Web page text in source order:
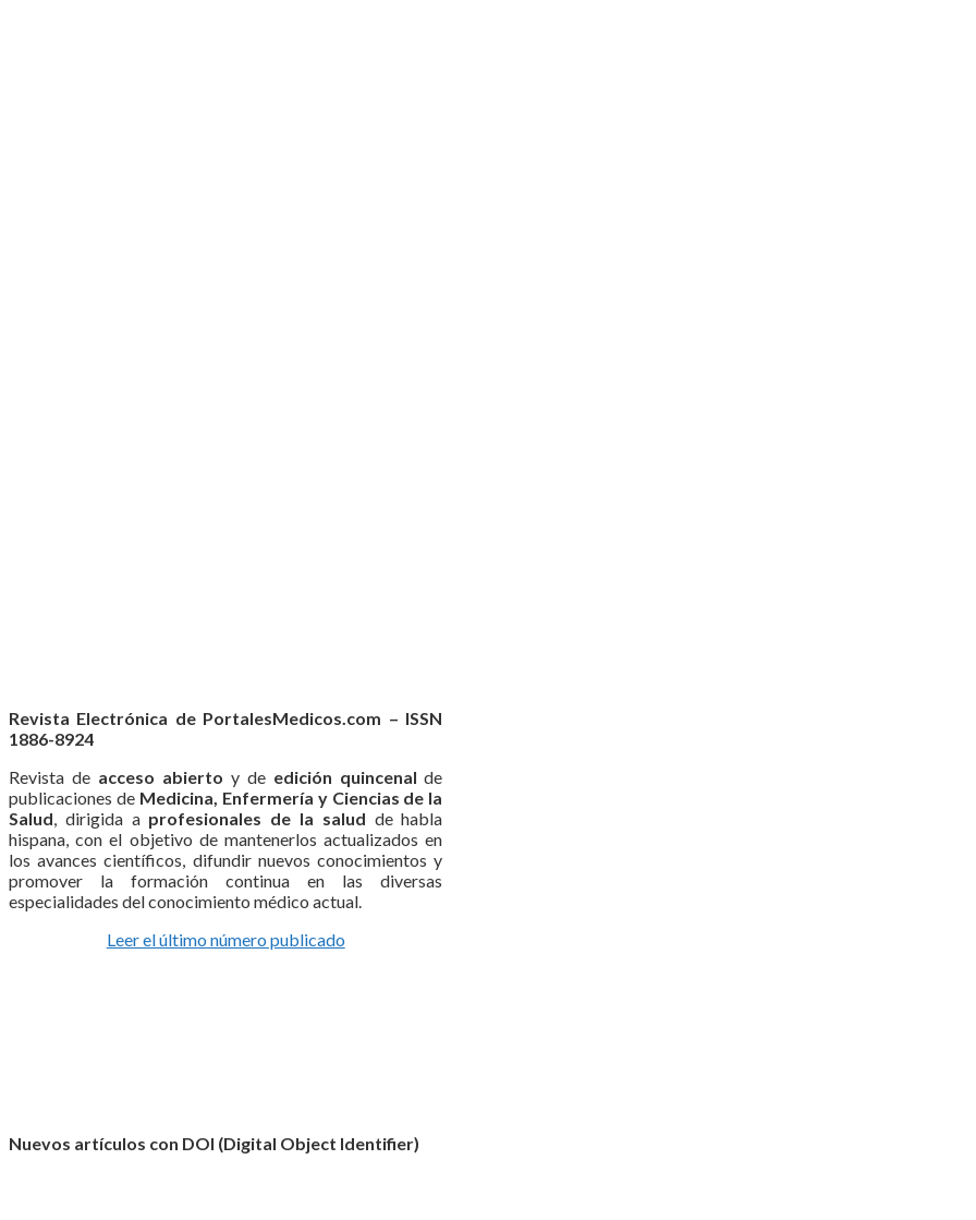
Revista Electrónica de PortalesMedicos.com – ISSN
1886-8924
Revista de acceso abierto y de edición quincenal de
publicaciones de Medicina, Enfermería y Ciencias de la
Salud , dirigida a profesionales de la salud de habla
hispana, con el objetivo de mantenerlos actualizados en
los avances científicos, difundir nuevos conocimientos y
promover la formación continua en las diversas
especialidades del conocimiento médico actual.
Leer el último número publicado
Nuevos artículos con DOI (Digital Object Identifier)